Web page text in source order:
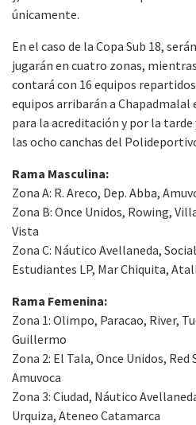
únicamente.
En el caso de la Copa Sub 18,
jugarán en cuatro zonas,
contará con 16 equipos
equipos arribarán a Chapadmalal
para la acreditación y por la
las ocho canchas del
Rama Masculina:
Zona A: R. Areco, Dep. Abba,
Zona B: Once Unidos, Rowing,
Vista
Zona C: Náutico Avellaneda,
Estudiantes LP, Mar Chiquita,
Rama Femenina:
Zona 1: Olimpo, Paracao, River,
Guillermo
Zona 2: El Tala, Once Unidos, Red
Amuvoca
Zona 3: Ciudad, Náutico
Urquiza, Ateneo Catamarca